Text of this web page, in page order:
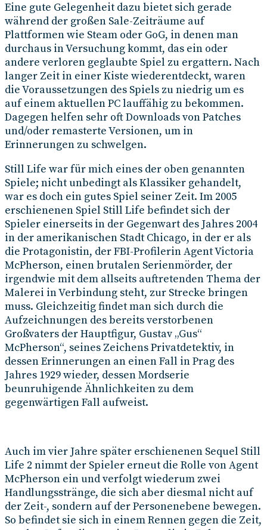
Eine gute Gelegenheit dazu bietet sich gerade
während der großen Sale-Zeiträume auf
Plattformen wie Steam oder GoG, in denen man
durchaus in Versuchung kommt, das ein oder
andere verloren geglaubte Spiel zu ergattern. Nach
langer Zeit in einer Kiste wiederentdeckt, waren
die Voraussetzungen des Spiels zu niedrig um es
auf einem aktuellen PC lauffähig zu bekommen.
Dagegen helfen sehr oft Downloads von Patches
und/oder remasterte Versionen, um in
Erinnerungen zu schwelgen.
Still Life war für mich eines der oben genannten
Spiele; nicht unbedingt als Klassiker gehandelt,
war es doch ein gutes Spiel seiner Zeit. Im 2005
erschienenen Spiel Still Life befindet sich der
Spieler einerseits in der Gegenwart des Jahres 2004
in der amerikanischen Stadt Chicago, in der er als
die Protagonistin, der FBI-Profilerin Agent Victoria
McPherson, einen brutalen Serienmörder, der
irgendwie mit dem allseits auftretenden Thema der
Malerei in Verbindung steht, zur Strecke bringen
muss. Gleichzeitig findet man sich durch die
Aufzeichnungen des bereits verstorbenen
Großvaters der Hauptfigur, Gustav „Gus“
McPherson“, seines Zeichens Privatdetektiv, in
dessen Erinnerungen an einen Fall in Prag des
Jahres 1929 wieder, dessen Mordserie
beunruhigende Ähnlichkeiten zu dem
gegenwärtigen Fall aufweist.
Auch im vier Jahre später erschienenen Sequel Still
Life 2 nimmt der Spieler erneut die Rolle von Agent
McPherson ein und verfolgt wiederum zwei
Handlungsstränge, die sich aber diesmal nicht auf
der Zeit-, sondern auf der Personenebene bewegen.
So befindet sie sich in einem Rennen gegen die Zeit,